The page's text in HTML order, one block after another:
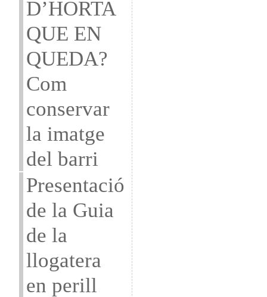
D’HORTA
QUE EN
QUEDA?
Com
conservar
la imatge
del barri
Presentació
de la Guia
de la
llogatera
en perill